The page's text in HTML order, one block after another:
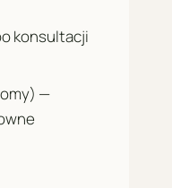
konsultacji
—